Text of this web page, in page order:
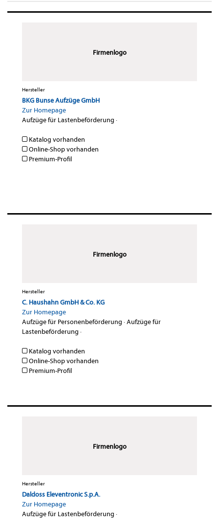
Firmenlogo
Hersteller
BKG Bunse Aufzüge GmbH
Zur Homepage
Aufzüge für Lastenbeförderung ·
Katalog vorhanden
Online-Shop vorhanden
Premium-Profil
Firmenlogo
Hersteller
C. Haushahn GmbH & Co. KG
Zur Homepage
Aufzüge für Personenbeförderung ·Aufzüge für
Lastenbeförderung ·
Katalog vorhanden
Online-Shop vorhanden
Premium-Profil
Firmenlogo
Hersteller
Daldoss Eleventronic S.p.A.
Zur Homepage
Aufzüge für Lastenbeförderung ·